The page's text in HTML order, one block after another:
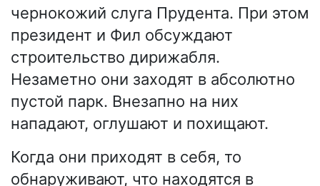
чернокожий слуга Прудента. При этом
президент и Фил обсуждают
строительство дирижабля.
Незаметно они заходят в абсолютно
пустой парк. Внезапно на них
нападают, оглушают и похищают.
Когда они приходят в себя, то
обнаруживают, что находятся в